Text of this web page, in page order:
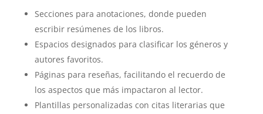
Secciones para anotaciones, donde pueden
escribir resúmenes de los libros.
Espacios designados para clasificar los géneros y
autores favoritos.
Páginas para reseñas, facilitando el recuerdo de
los aspectos que más impactaron al lector.
Plantillas personalizadas con citas literarias que